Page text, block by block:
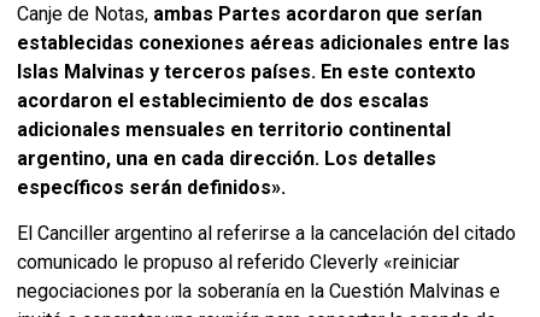
Canje de Notas, ambas Partes acordaron que serían
establecidas conexiones aéreas adicionales entre las
Islas Malvinas y terceros países. En este contexto
acordaron el establecimiento de dos escalas
adicionales mensuales en territorio continental
argentino, una en cada dirección. Los detalles
específicos serán definidos».
El Canciller argentino al referirse a la cancelación del citado
comunicado le propuso al referido Cleverly «reiniciar
negociaciones por la soberanía en la Cuestión Malvinas e